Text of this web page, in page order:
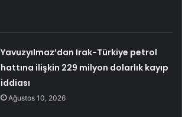
Yavuzyılmaz’dan Irak-Türkiye petrol
hattına ilişkin 229 milyon dolarlık kayıp
iddiası
Ağustos 10, 2026